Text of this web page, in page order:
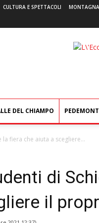
CULTURA E SPETTACOLI MONTAGNA
DEL CHIAMPO
fiera che aiuta a scegliere...
di
il